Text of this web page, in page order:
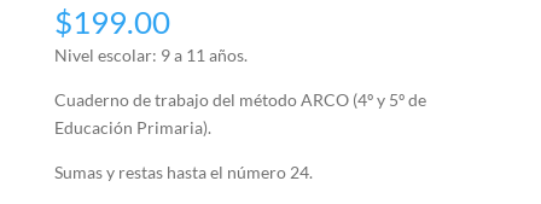
$199.00
Nivel escolar: 9 a 11 años.
Cuaderno de trabajo del método ARCO (4º y 5º de
Educación Primaria).
Sumas y restas hasta el número 24.